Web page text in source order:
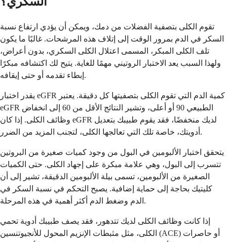
تقوم الكلى بتصفية الفضلات من دمك، ويمكن أن يؤدي ارتفاع نسبة
السكر في الدم بمرور الوقت إلى إتلاف هذه المرشحات. غالبًا ما يكون
تلف الكلى المبكر، المسمى اعتلال الكلى السكري، بدون أعراض،
ولهذا السبب يعد الاختبار الروتيني مهمًا للغاية. يتيح لك اكتشافه مبكرًا
إبطاء تقدمه أو حتى إيقافه.
يقدر اختبار eGFR كمية الدم التي تقوم الكلى بتصفيتها كل دقيقة. يعتبر
eGFR الطبيعي 90 أو أعلى، وتشير النتائج الأقل من 60 إلى انخفاض
وظائف الكلى. إذا كان eGFR لديك منخفضًا، فقد يقوم طبيبك بتعديل
أدويتك، خاصة تلك التي تعالجها الكلى، لتجنب المزيد من الضرر.
يتحقق اختبار الألبومين في البول من وجود كميات صغيرة من البروتين
تتسرب إلى البول، وهي علامة مبكرة على إجهاد الكلى. حتى الكميات
الصغيرة من الألبومين، تسمى بيلة الألبومين الدقيقة، تشير إلى أن
كليتيك بحاجة إلى حماية إضافية. يصبح التحكم في نسبة السكر في
الدم وضغط الدم أكثر أهمية في هذه المرحلة.
إذا كانت وظائف الكلى لديك تتدهور، فقد يصف طبيبك أدوية تحمي
الكلى، مثل مثبطات الإنزيم المحول للأنجيوتنسين (ACE) أو حاصرات